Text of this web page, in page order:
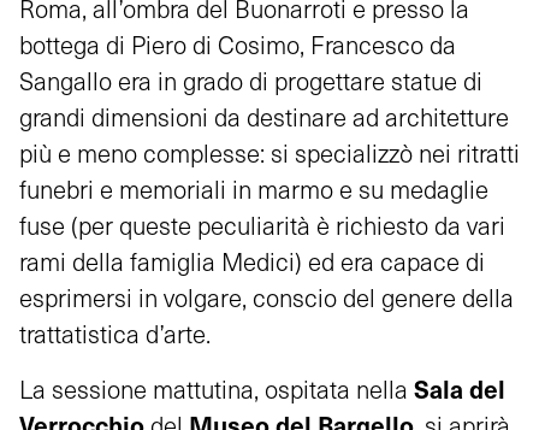
Roma, all’ombra del Buonarroti e presso la
bottega di Piero di Cosimo, Francesco da
Sangallo era in grado di progettare statue di
grandi dimensioni da destinare ad architetture
più e meno complesse: si specializzò nei ritratti
funebri e memoriali in marmo e su medaglie
fuse (per queste peculiarità è richiesto da vari
rami della famiglia Medici) ed era capace di
esprimersi in volgare, conscio del genere della
trattatistica d’arte.
La sessione mattutina, ospitata nella Sala del